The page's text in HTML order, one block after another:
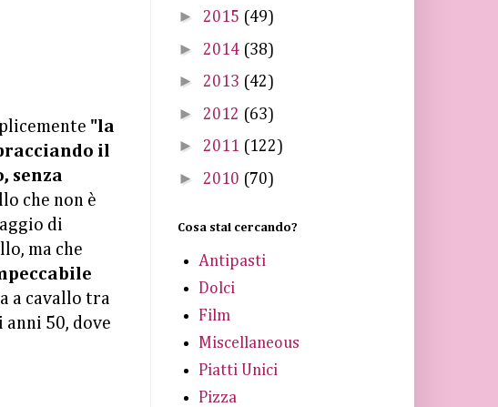
"la
il
senza
che non è
di
ma che
a cavallo tra
anni 50, dove
► 2015 (49)
► 2014 (38)
► 2013 (42)
► 2012 (63)
► 2011 (122)
► 2010 (70)
Cosa stai cercando?
Antipasti
Dolci
Film
Miscellaneous
Piatti Unici
Pizza